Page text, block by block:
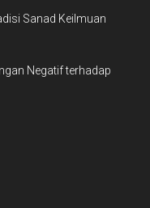
Sanad Keilmuan
Negatif terhadap